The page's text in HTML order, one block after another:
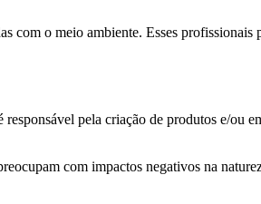
com o meio ambiente. Esses profissionais
pela criação de produtos e/ou
com impactos negativos na